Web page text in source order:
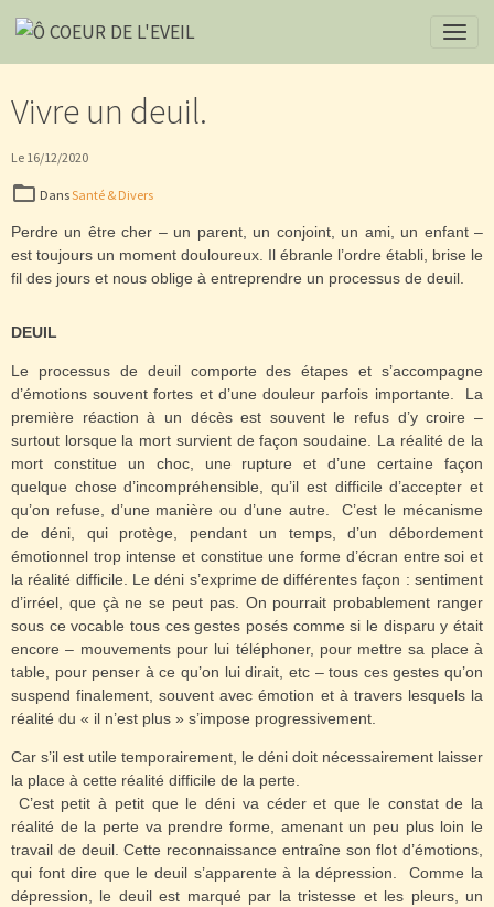
Vivre un deuil.
Le 16/12/2020
DansSanté & Divers
Perdre un être cher – un parent, un conjoint, un ami, un enfant –
est toujours un moment douloureux. Il ébranle l’ordre établi, brise le
fil des jours et nous oblige à entreprendre un processus de deuil.
DEUIL
Le processus de deuil comporte des étapes et s’accompagne
d’émotions souvent fortes et d’une douleur parfois importante. La
première réaction à un décès est souvent le refus d’y croire –
surtout lorsque la mort survient de façon soudaine. La réalité de la
mort constitue un choc, une rupture et d’une certaine façon
quelque chose d’incompréhensible, qu’il est difficile d’accepter et
qu’on refuse, d’une manière ou d’une autre.C’est le mécanisme
de déni, qui protège, pendant un temps, d’un débordement
émotionnel trop intense et constitue une forme d’écran entre soi et
la réalité difficile. Le déni s’exprime de différentes façon : sentiment
d’irréel, que çà ne se peut pas. On pourrait probablement ranger
sous ce vocable tous ces gestes posés comme si le disparu y était
encore – mouvements pour lui téléphoner, pour mettre sa place à
table, pour penser à ce qu’on lui dirait, etc – tous ces gestes qu’on
suspend finalement, souvent avec émotion et à travers lesquels la
réalité du « il n’est plus » s’impose progressivement.
Car s’il est utile temporairement, le déni doit nécessairement laisser
la place à cette réalité difficile de la perte.
C’est petit à petit que le déni va céder et que le constat de la
réalité de la perte va prendre forme, amenant un peu plus loin le
travail de deuil. Cette reconnaissance entraîne son flot d’émotions,
qui font dire que le deuil s’apparente à la dépression.Comme la
dépression, le deuil est marqué par la tristesse et les pleurs, un